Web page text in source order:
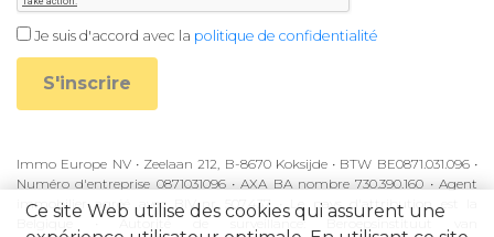
Je suis d'accord avec la politique de confidentialité
S'inscrire
Immo Europe NV • Zeelaan 212, B-8670 Koksijde • BTW BE0871.031.096 •
Numéro d'entreprise 0871031096 • AXA BA nombre 730.390.160 • Agent
immobilier agréé avec BIV-nr 507.437 • Le pays d'attribution est la
Belgique • Autorité de surveillance: Beroepsinstituut van
Ce site Web utilise des cookies qui assurent une